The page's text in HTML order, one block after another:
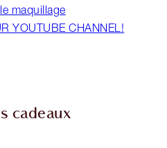
maquillage
YOUTUBE CHANNEL!
cadeaux